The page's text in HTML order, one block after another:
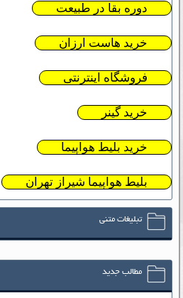
دوره بقا در طبیعت
خرید هاست ارزان
فروشگاه اینترنتی
خرید گینر
خرید بلیط هواپیما
بلیط هواپیما شیراز تهران
تبلیغات متنی
مطالب جدید